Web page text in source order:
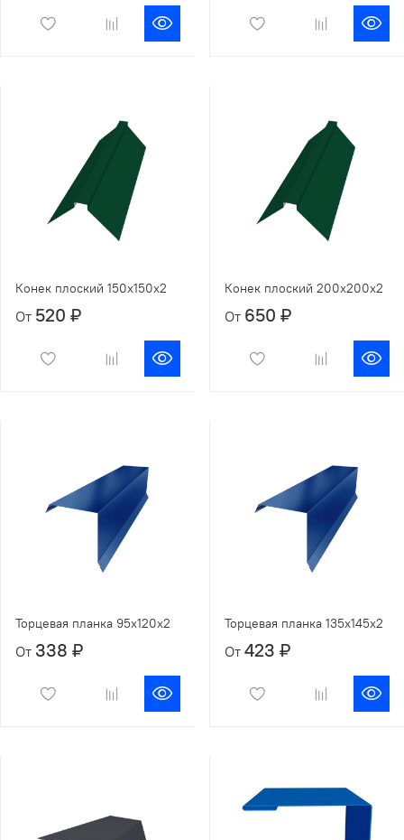
Конек плоский 150х150х2
От 520 ₽
Конек плоский 200х200х2
От 650 ₽
Торцевая планка 95х120х2
От 338 ₽
Торцевая планка 135х145х2
От 423 ₽